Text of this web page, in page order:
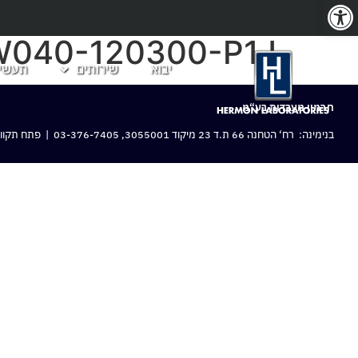
יבוא שירותים
120300-P1J
חרמון מעבדות בע“מ
בנימינה: רח‘ הטחנה 66 ת.ד 23 מיקוד 3055001,
03-376-7405 | פתח